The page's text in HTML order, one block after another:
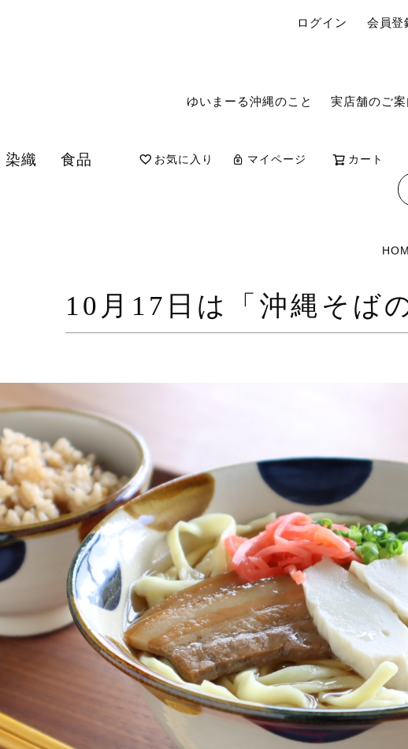
ログイン 会員登
ゆいまーる沖縄のこと 実店舗のご案
染織 食品 お気に入り マイページ カート
10月17日は 「沖縄そば